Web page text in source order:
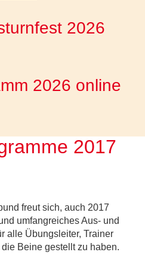
2026
2026 online
2017
freut sich, auch 2017
umfangreiches Aus- und
alle Übungsleiter, Trainer
Beine gestellt zu haben.